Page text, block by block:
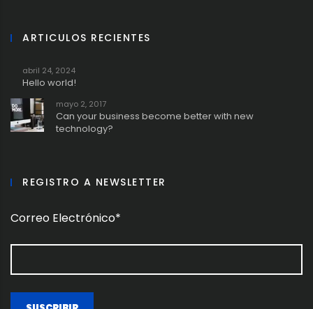
ARTICULOS RECIENTES
Hello world!
abril 24, 2024
Can your business become better with new
technology?
mayo 2, 2017
REGISTRO A NEWSLETTER
Correo Electrónico*